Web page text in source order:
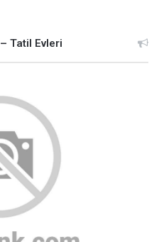
Tatil Evleri